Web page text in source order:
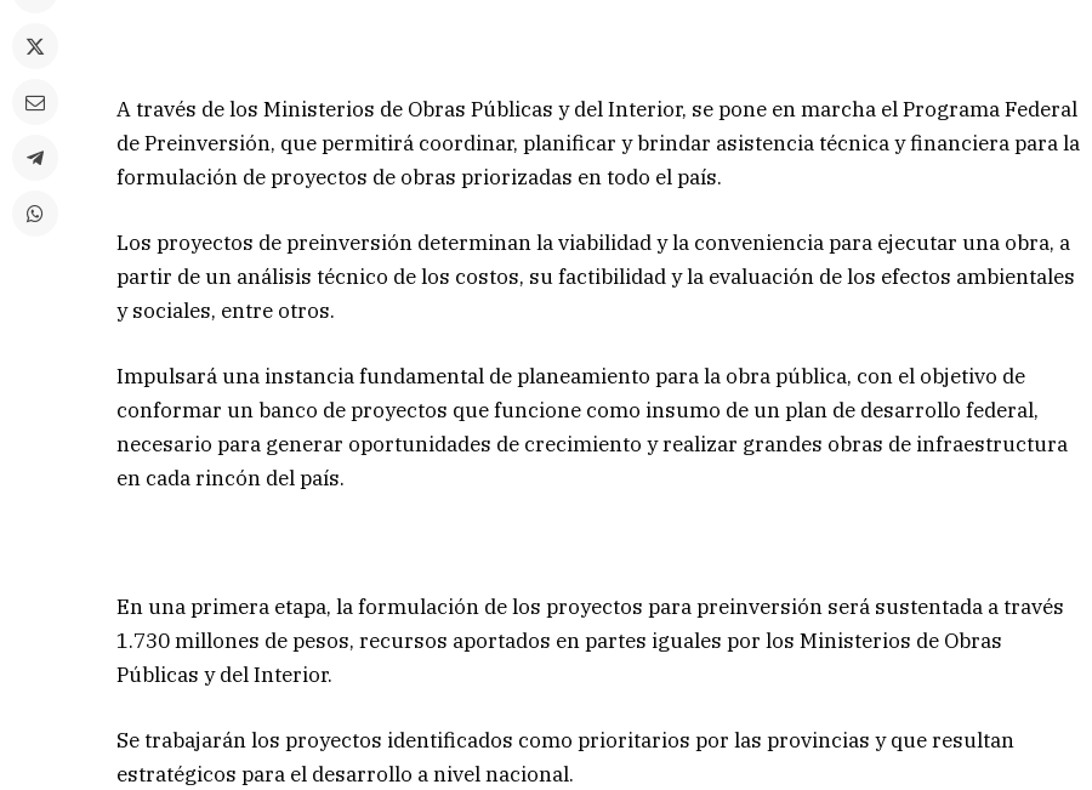
A través de los Ministerios de Obras Públicas y del Interior, se pone en marcha el Programa Federal
de Preinversión, que permitirá coordinar, planificar y brindar asistencia técnica y financiera para la
formulación de proyectos de obras priorizadas en todo el país.
Los proyectos de preinversión determinan la viabilidad y la conveniencia para ejecutar una obra, a
partir de un análisis técnico de los costos, su factibilidad y la evaluación de los efectos ambientales
y sociales, entre otros.
Impulsará una instancia fundamental de planeamiento para la obra pública, con el objetivo de
conformar un banco de proyectos que funcione como insumo de un plan de desarrollo federal,
necesario para generar oportunidades de crecimiento y realizar grandes obras de infraestructura
en cada rincón del país.
En una primera etapa, la formulación de los proyectos para preinversión será sustentada a través
1.730 millones de pesos, recursos aportados en partes iguales por los Ministerios de Obras
Públicas y del Interior.
Se trabajarán los proyectos identificados como prioritarios por las provincias y que resultan
estratégicos para el desarrollo a nivel nacional.